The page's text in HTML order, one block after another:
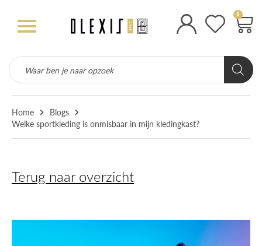
0
Home
Blogs
Welke sportkleding is onmisbaar in mijn kledingkast?
Terug naar overzicht